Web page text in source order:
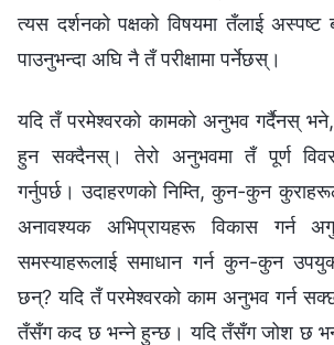
त्यस दर्शनको पक्षको विषयमा तँलाई
पाउनुभन्दा अघि नै तँ परीक्षामा पर्नेछस्।
यदि तँ परमेश्‍वरको कामको अनुभव गर्दैनस्
हुन सक्दैनस्। तेरो अनुभवमा तँ पूर्ण
गर्नुपर्छ। उदाहरणको निम्ति, कुन-कुन
अनावश्यक अभिप्रायहरू विकास गर्न
समस्याहरूलाई समाधान गर्न कुन-कुन
छन्? यदि तँ परमेश्‍वरको काम अनुभव गर्न
तँसँग कद छ भन्ने हुन्छ। यदि तँसँग जोश छ